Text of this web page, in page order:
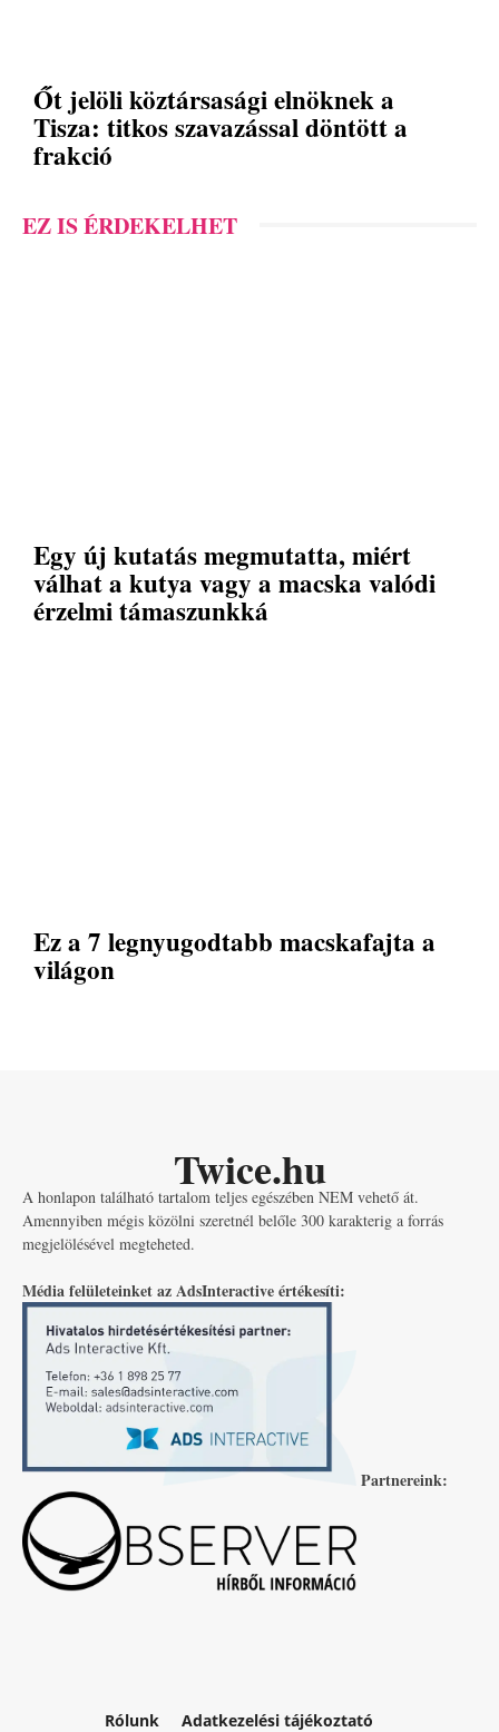
Őt jelöli köztársasági elnöknek a
Tisza: titkos szavazással döntött a
frakció
EZ IS ÉRDEKELHET
Egy új kutatás megmutatta, miért
válhat a kutya vagy a macska valódi
érzelmi támaszunkká
Ez a 7 legnyugodtabb macskafajta a
világon
Twice.hu
A honlapon található tartalom teljes egészében NEM vehető át.
Amennyiben mégis közölni szeretnél belőle 300 karakterig a forrás
megjelölésével megteheted.
Média felületeinket az AdsInteractive értékesíti:
Partnereink:
Rólunk Adatkezelési tájékoztató